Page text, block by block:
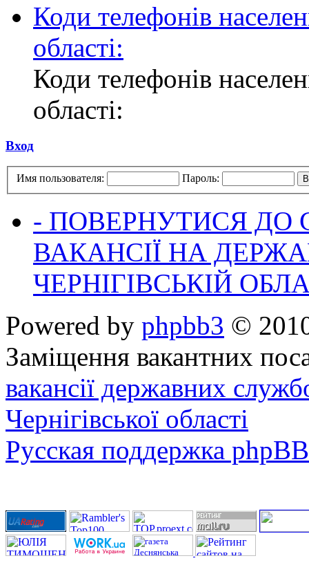
Коди телефонів
області:
Коди телефонів
області:
Вход
Имя пользователя: Пароль:
- ПОВЕРНУТИСЯ ДО
ВАКАНСІЇ НА
ЧЕРНІГІВСЬКІЙ
Powered by phpbb3 ©
Заміщення вакантних
вакансії державних
Чернігівської області
Русская поддержка phpBB